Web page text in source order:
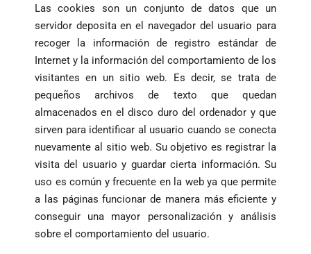
Las cookies son un conjunto de datos que un
servidor deposita en el navegador del usuario para
recoger la información de registro estándar de
Internet y la información del comportamiento de los
visitantes en un sitio web. Es decir, se trata de
pequeños archivos de texto que quedan
almacenados en el disco duro del ordenador y que
sirven para identificar al usuario cuando se conecta
nuevamente al sitio web. Su objetivo es registrar la
visita del usuario y guardar cierta información. Su
uso es común y frecuente en la web ya que permite
a las páginas funcionar de manera más eficiente y
conseguir una mayor personalización y análisis
sobre el comportamiento del usuario.